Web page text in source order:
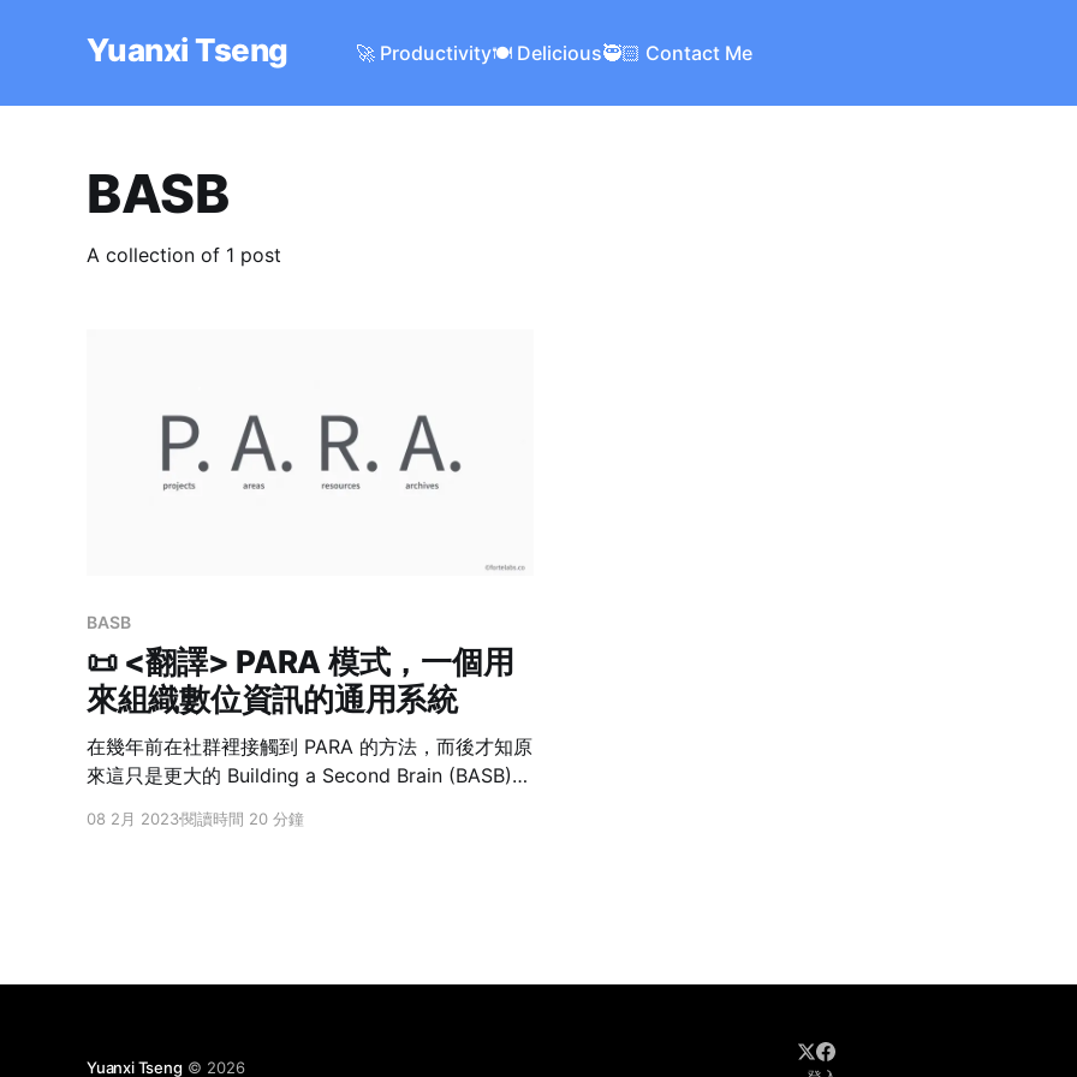
Yuanxi Tseng 🚀 Productivity🍽️ Delicious🥷🏻 Contact Me
BASB
A collection of 1 post
BASB
📜 <翻譯> PARA 模式，一個用
來組織數位資訊的通用系統
在幾年前在社群裡接觸到 PARA 的方法，而後才知原
來這只是更大的 Building a Second Brain (BASB)
昂貴，儘管買了英文電子書也沒有認真看，只一直在
9786267252093，頁數：264，出版社：商業周
08 2月 2023閱讀時間 20 分鐘
Yuanxi Tseng© 2026